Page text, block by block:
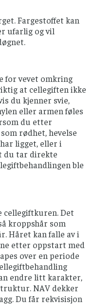
Fargestoffet kan
ufarlig og vil
for vevet omkring
at cellegiften ikke
du kjenner svie,
eller armen føles
du etter
rødhet, hevelse
ligget, eller i
du tar direkte
ble
cellegiftkuren. Det
kroppshår som
Håret kan falle av i
etter oppstart med
over en periode
endre litt karakter,
NAV dekker
Du får rekvisisjon